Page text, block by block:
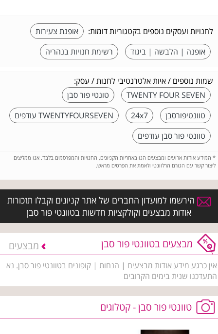
לחנויות ועסקים נוספים בקטגוריות דומות:
אופנת צעירות
אופנה | הלבשה | ביגוד
רשימת חנויות בנהריה
שמות נוספים / איות אלטרנטיבי לחנות / עסק:
TWENTY FOUR SEVEN
טונטי פור סבן
טוונטיפורסבן
24x7
TWENTYFOURSEVEN עודפים
טוונטי פור סבן עודפים
* המידע אודות ארועים ומבצעים הנו באחריות הקניונים, החנויות והמפרסמים בלבד. אנו ממליצים
ליצור קשר עם הגורם הרלוונטי ולאמת את הפרטים מראש.
הירשמו למועדון החברים של אתר קניונים וקבלו תזכורות
אודות מבצעים וקולקציות חדשות בטוונטי פור סבן
מבצעים בטוונטי פור סבן מבצעים
אין כרגע מידע אודות מבצעים | הנחות | קופונים בטוונטי פור סבן. נא
התעדכנו שנית בימים הקרובים
טוונטי פור סבן - קטלוגים